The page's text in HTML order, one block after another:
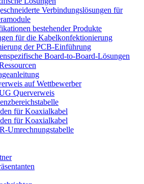
Verbindungslösungen für
bestehender Produkte
für die Kabelkonfektionierung
der PCB-Einführung
Board-to-Board-Lösungen
auf Wettbewerber
Querverweis
für Koaxialkabel
für Koaxialkabel
Umrechnungstabelle